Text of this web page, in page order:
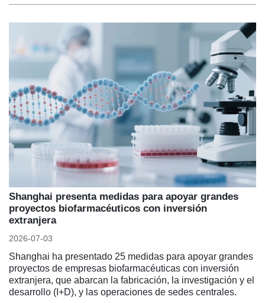
Shanghai presenta medidas para apoyar grandes
proyectos biofarmacéuticos con inversión
extranjera
2026-07-03
Shanghai ha presentado 25 medidas para apoyar grandes
proyectos de empresas biofarmacéuticas con inversión
extranjera, que abarcan la fabricación, la investigación y el
desarrollo (I+D), y las operaciones de sedes centrales.